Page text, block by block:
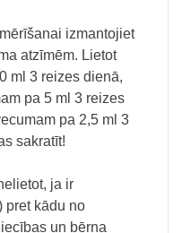
izmantojiet
atzīmēm. Lietot
ml 3 reizes dienā,
pa 5 ml 3 reizes
pa 2,5 ml 3
sakratīt!
ja ir
pret kādu no
un bērna